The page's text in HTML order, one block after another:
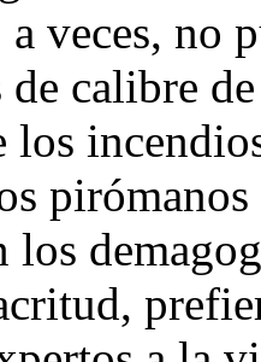
veces, no
calibre
los
los